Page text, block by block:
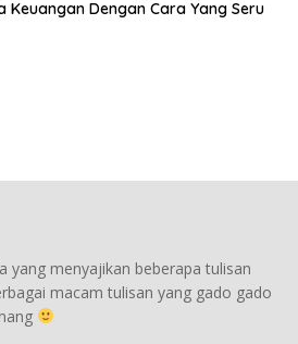
Keuangan Dengan Cara Yang Seru
yang menyajikan beberapa tulisan
macam tulisan yang gado gado